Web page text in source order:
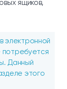
ящиков,
электронной
потребуется
Данный
этого